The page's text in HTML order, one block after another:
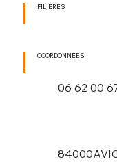
COORDONNÉES
06 62 00
84000
FILIÈRES